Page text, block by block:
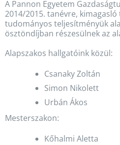
A Pannon Egyetem
2014/2015. tanévre,
tudományos teljesítményük
ösztöndíjban részesülnek az
Alapszakos hallgatóink közül:
Csanaky Zoltán
Simon Nikolett
Urbán Ákos
Mesterszakon:
Kőhalmi Aletta